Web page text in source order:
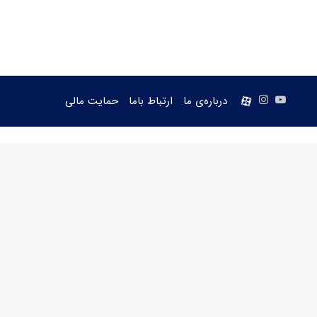
درباره‌ی ما ارتباط باما حمایت مالی یوتیوباینستاگرام
aparat